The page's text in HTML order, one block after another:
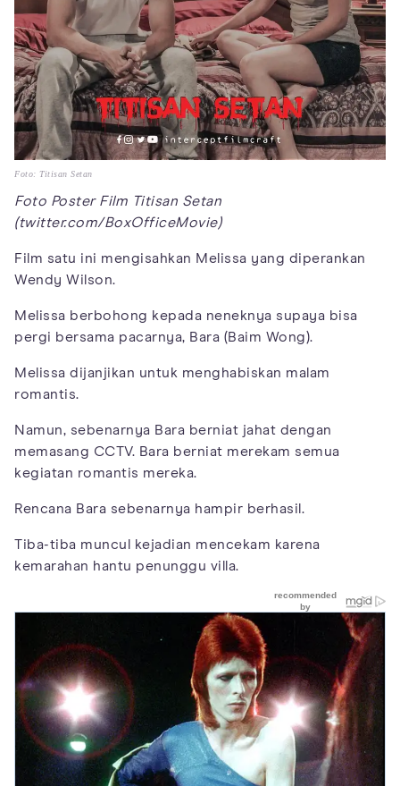
Foto: Titisan Setan
Foto Poster Film Titisan Setan
(twitter.com/BoxOfficeMovie)
Film satu ini mengisahkan Melissa yang diperankan
Wendy Wilson.
Melissa berbohong kepada neneknya supaya bisa
pergi bersama pacarnya, Bara (Baim Wong).
Melissa dijanjikan untuk menghabiskan malam
romantis.
Namun, sebenarnya Bara berniat jahat dengan
memasang CCTV. Bara berniat merekam semua
kegiatan romantis mereka.
Rencana Bara sebenarnya hampir berhasil.
Tiba-tiba muncul kejadian mencekam karena
kemarahan hantu penunggu villa.